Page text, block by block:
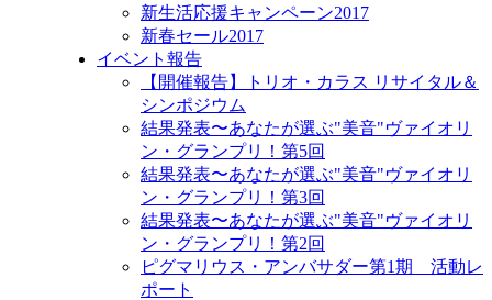
新生活応援キャンペーン2017
新春セール2017
イベント報告
【開催報告】トリオ・カラス リサイタル＆
シンポジウム
結果発表〜あなたが選ぶ"美音"ヴァイオリ
ン・グランプリ！第5回
結果発表〜あなたが選ぶ"美音"ヴァイオリ
ン・グランプリ！第3回
結果発表〜あなたが選ぶ"美音"ヴァイオリ
ン・グランプリ！第2回
ピグマリウス・アンバサダー第1期 活動レ
ポート